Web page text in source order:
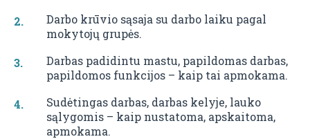
Darbo krūvio sąsaja su darbo laiku pagal
mokytojų grupės.
Darbas padidintu mastu, papildomas darbas,
papildomos funkcijos – kaip tai apmokama.
Sudėtingas darbas, darbas kelyje, lauko
sąlygomis – kaip nustatoma, apskaitoma,
apmokama.